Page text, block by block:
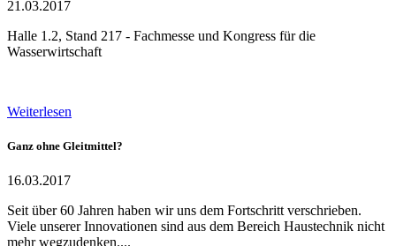
21.03.2017
Halle 1.2, Stand 217 - Fachmesse und Kongress für die
Wasserwirtschaft
Weiterlesen
Ganz ohne Gleitmittel?
16.03.2017
Seit über 60 Jahren haben wir uns dem Fortschritt verschrieben.
Viele unserer Innovationen sind aus dem Bereich Haustechnik nicht
mehr wegzudenken....